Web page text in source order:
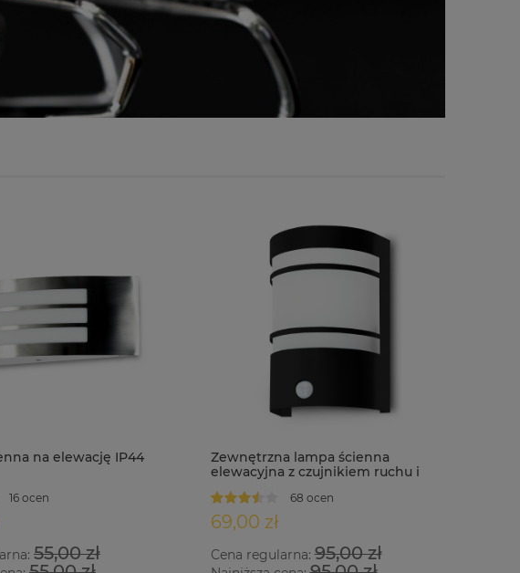
na elewację IP44
16 ocen
55,00 zł
Zewnętrzna lampa ścienna
elewacyjna z czujnikiem ruchu i
68 ocen
69,00 zł
Cena regularna:95,00 zł